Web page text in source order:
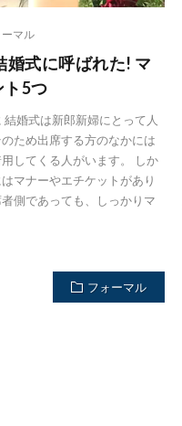
ーマル
婚式に呼ばれた! マ
ト5つ
婚式は新郎新婦にとって人
ため出席する方のなかには
してくる人がいます。 しか
マナーやエチケットがあり
側であっても、しっかりマ
フォーマル